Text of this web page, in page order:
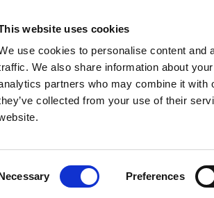
website uses cookies
use cookies to personalise content and
We also share information about
partners who may combine it with
collected from your use of their
Preferences